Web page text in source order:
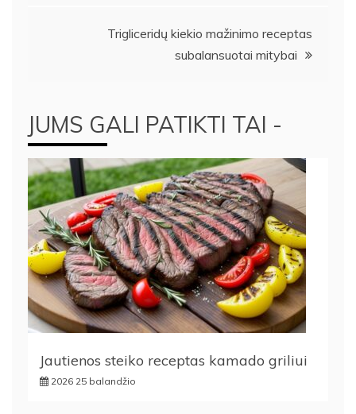
Trigliceridų kiekio mažinimo receptas
subalansuotai mitybai
JUMS GALI PATIKTI TAI -
Jautienos steiko receptas kamado griliui
2026 25 balandžio